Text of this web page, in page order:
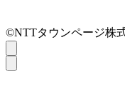
©NTTタウンページ株式